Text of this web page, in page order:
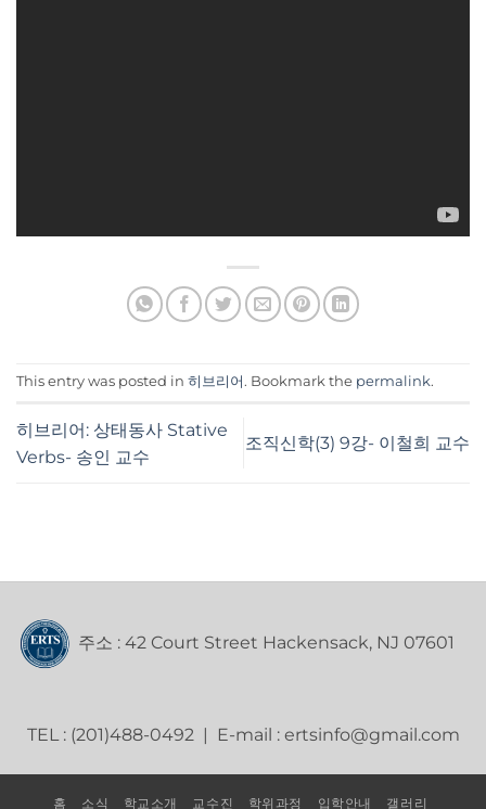
This entry was posted in 히브리어 . Bookmark the permalink.
히브리어: 상태동사 Stative
Verbs- 송인 교수
조직신학(3) 9강- 이철희 교수
주소 : 42 Court Street Hackensack, NJ 07601
TEL : (201)488-0492 | E-mail : ertsinfo@gmail.com
홈 소식 학교소개 교수진 학위과정 입학안내 갤러리